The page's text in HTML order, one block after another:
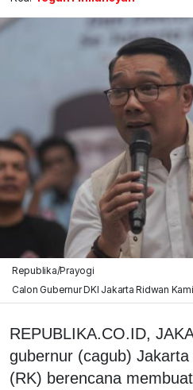
Republika/Prayogi
Calon Gubernur DKI Jakarta Ridwan
REPUBLIKA.CO.ID,
gubernur (cagub) Jakarta
(RK) berencana